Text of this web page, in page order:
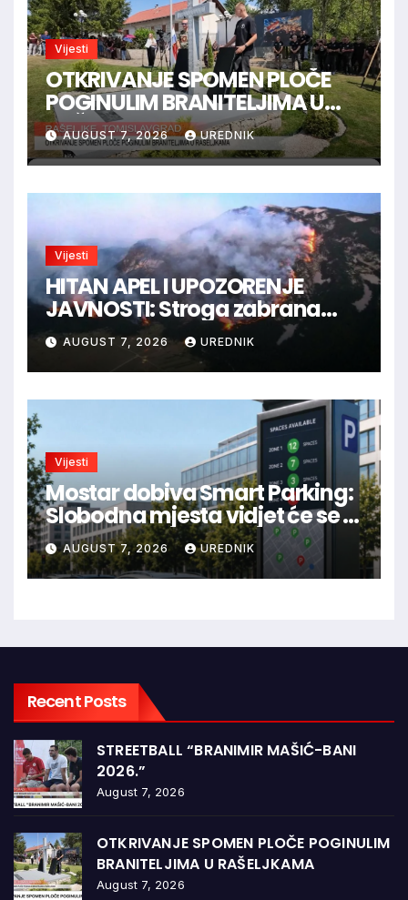
Vijesti
OTKRIVANJE SPOMEN PLOČE
POGINULIM BRANITELJIMA U
RAŠELJKAMA
AUGUST 7, 2026 UREDNIK
Vijesti
HITAN APEL I UPOZORENJE
JAVNOSTI: Stroga zabrana
loženja vatre u Parku prirode
Blidinje!
AUGUST 7, 2026 UREDNIK
Vijesti
Mostar dobiva Smart Parking:
Slobodna mjesta vidjet će se u
aplikaciji
AUGUST 7, 2026 UREDNIK
Recent Posts
STREETBALL “BRANIMIR MAŠIĆ-BANI
2026.”
August 7, 2026
OTKRIVANJE SPOMEN PLOČE POGINULIM
BRANITELJIMA U RAŠELJKAMA
August 7, 2026